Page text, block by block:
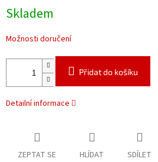
cena:
Skladem
Možnosti doručení
Přidat do košíku
Detailní informace
ZEPTAT SE HLÍDAT SDÍLET